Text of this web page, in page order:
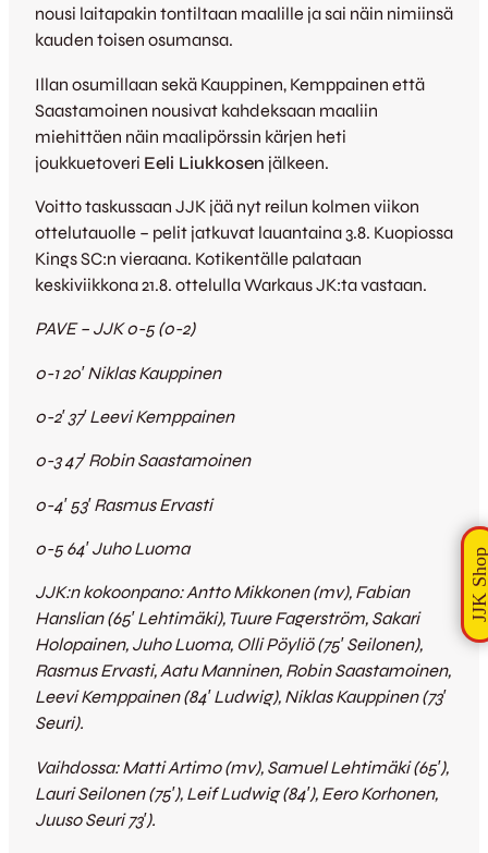
nousi laitapakin tontiltaan maalille ja sai näin nimiinsä
kauden toisen osumansa.
Illan osumillaan sekä Kauppinen, Kemppainen että
Saastamoinen nousivat kahdeksaan maaliin
miehittäen näin maalipörssin kärjen heti
joukkuetoveri Eeli Liukkosen jälkeen.
Voitto taskussaan JJK jää nyt reilun kolmen viikon
ottelutauolle – pelit jatkuvat lauantaina 3.8. Kuopiossa
Kings SC:n vieraana. Kotikentälle palataan
keskiviikkona 21.8. ottelulla Warkaus JK:ta vastaan.
PAVE – JJK 0-5 (0-2)
0-1 20′ Niklas Kauppinen
0-2′ 37′ Leevi Kemppainen
0-3 47′ Robin Saastamoinen
0-4′ 53′ Rasmus Ervasti
0-5 64′ Juho Luoma
JJK:n kokoonpano: Antto Mikkonen (mv), Fabian
Hanslian (65′ Lehtimäki), Tuure Fagerström, Sakari
Holopainen, Juho Luoma, Olli Pöyliö (75′ Seilonen),
Rasmus Ervasti, Aatu Manninen, Robin Saastamoinen,
Leevi Kemppainen (84′ Ludwig), Niklas Kauppinen (73′
Seuri).
Vaihdossa: Matti Artimo (mv), Samuel Lehtimäki (65′),
Lauri Seilonen (75′), Leif Ludwig (84′), Eero Korhonen,
Juuso Seuri 73′).